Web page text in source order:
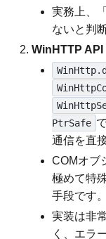
実務上、
ないと判
WinHTTP API
PtrSafe
通信を直
COMオブ
極めて特
手段です。
実装は非
く、エラ